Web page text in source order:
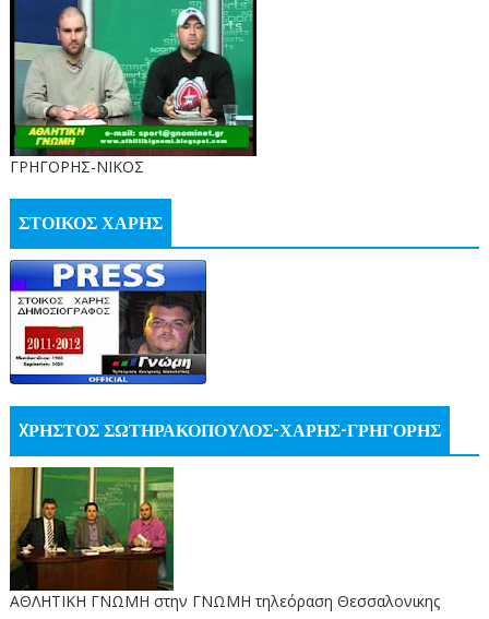
ΓΡΗΓΟΡΗΣ-ΝΙΚΟΣ
ΣΤΟΙΚΟΣ ΧΑΡΗΣ
XΡΗΣΤΟΣ ΣΩΤΗΡΑΚΟΠΟΥΛΟΣ-ΧΑΡΗΣ-ΓΡΗΓΟΡΗΣ
ΑΘΛΗΤΙΚΗ ΓΝΩΜΗ στην ΓΝΩΜΗ τηλεόραση Θεσσαλονικης